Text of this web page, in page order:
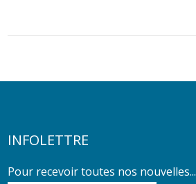
INFOLETTRE
Pour recevoir toutes nos nouvelles...